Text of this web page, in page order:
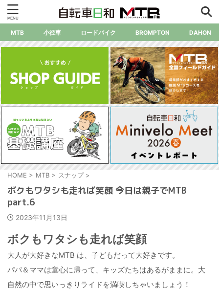
MTB 小径車 ロードバイク BROMPTON DAHON
HOME > MTB > スナップ >
ボクもワタシも走れば笑顔 今日は親子でMTB
part.6
2023年11月13日
ボクもワタシも走れば笑顔
大人が大好きなMTB は、子どもだって大好きです。
パパ＆ママは童心に帰って、キッズたちはあるがままに。大
自然の中で思いっきりライドを満喫しちゃいましょう！